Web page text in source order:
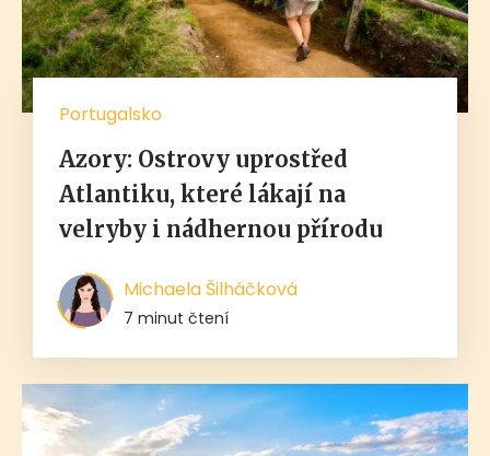
Portugalsko
Azory: Ostrovy uprostřed
Atlantiku, které lákají na
velryby i nádhernou přírodu
Michaela Šilháčková
7 minut čtení